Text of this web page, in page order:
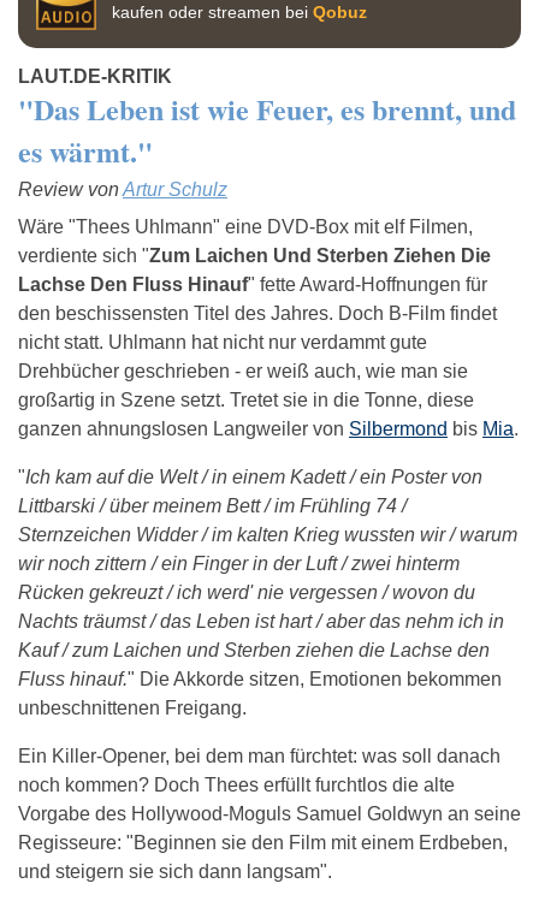
kaufen oder streamen bei Qobuz
LAUT.DE-KRITIK
"Das Leben ist wie Feuer, es brennt, und
es wärmt."
Review vonArtur Schulz
Wäre "Thees Uhlmann" eine DVD-Box mit elf Filmen,
verdiente sich "Zum Laichen Und Sterben Ziehen Die
Lachse Den Fluss Hinauf" fette Award-Hoffnungen für
den beschissensten Titel des Jahres. Doch B-Film findet
nicht statt. Uhlmann hat nicht nur verdammt gute
Drehbücher geschrieben - er weiß auch, wie man sie
großartig in Szene setzt. Tretet sie in die Tonne, diese
ganzen ahnungslosen Langweiler von Silbermond bis Mia.
"Ich kam auf die Welt / in einem Kadett / ein Poster von
Littbarski / über meinem Bett / im Frühling 74 /
Sternzeichen Widder / im kalten Krieg wussten wir / warum
wir noch zittern / ein Finger in der Luft / zwei hinterm
Rücken gekreuzt / ich werd' nie vergessen / wovon du
Nachts träumst / das Leben ist hart / aber das nehm ich in
Kauf / zum Laichen und Sterben ziehen die Lachse den
Fluss hinauf." Die Akkorde sitzen, Emotionen bekommen
unbeschnittenen Freigang.
Ein Killer-Opener, bei dem man fürchtet: was soll danach
noch kommen? Doch Thees erfüllt furchtlos die alte
Vorgabe des Hollywood-Moguls Samuel Goldwyn an seine
Regisseure: "Beginnen sie den Film mit einem Erdbeben,
und steigern sie sich dann langsam".